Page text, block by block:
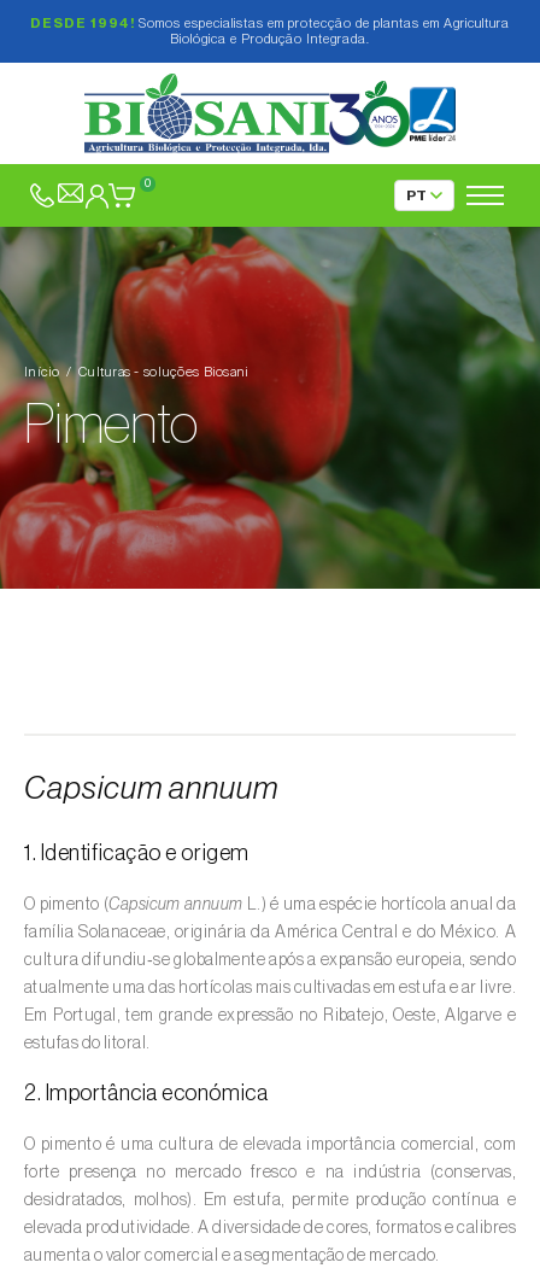
DESDE 1994! Somos especialistas em protecção de plantas em Agricultura
Biológica e Produção Integrada.
0
Início Culturas - soluções Biosani
Pimento
Abacate (Persea americana)
Abeto (Abies spp.)
Abóbora (Cucurbita spp.
Acelga (Beta vulgaris var. cicla
Agave (Agave spp.
Agrião ( Nasturtium officinale
Aipo ( Apium graveolens
Alcachofra (Cynara cardunculus subsp.
scolymus
Alcarávia ( Carum carvi
Alface (Lactuca sativa)
Alho-francês ( Allium porrum
Ambientes aquáticos (
de tratamento de águas residuais )
Ameixeira (Prunus domestica L.)
Amendoeira (Prunus dulcis)
Amoreira ( Morus spp. )
Ananás / Abacaxi (Ananas comosus)
Capsicum annuum
1. Identificação e origem
O pimento (Capsicum annuum L.) é uma espécie hortícola anual da
família Solanaceae, originária da América Central e do México. A
cultura difundiu‑se globalmente após a expansão europeia, sendo
atualmente uma das hortícolas mais cultivadas em estufa e ar livre.
Em Portugal, tem grande expressão no Ribatejo, Oeste, Algarve e
estufas do litoral.
2. Importância económica
O pimento é uma cultura de elevada importância comercial, com
forte presença no mercado fresco e na indústria (conservas,
desidratados, molhos). Em estufa, permite produção contínua e
elevada produtividade. A diversidade de cores, formatos e calibres
aumenta o valor comercial e a segmentação de mercado.